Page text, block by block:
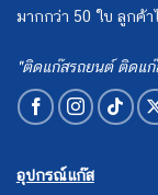
มากกว่า 50 ใบ ลูกค้า
"ติดแก๊สรถยนต์ ติดแ
อุปกรณ์แก๊ส